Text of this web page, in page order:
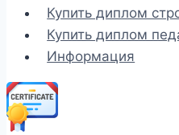
Купить диплом
Купить диплом
Информация